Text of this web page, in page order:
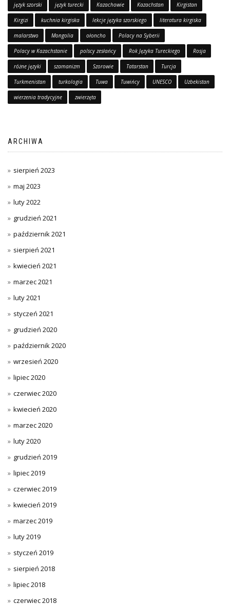
język szorski język turecki Kazachowie Kazachstan Kirgistan
Kirgizi kuchnia kirgiska lekcje języka szorskiego literatura kirgiska
malarstwo Mongolia ołoncho Polacy na Syberii
Polacy w Kazachstanie polscy zesłańcy Rok Języka Tureckiego Rosja
różne języki szamanizm Szorowie Tatarstan Turcja
Turkmenistan turkologia Tuwa Tuwińcy UNESCO Uzbekistan
wierzenia tradycyjne zwierzęta
ARCHIWA
sierpień 2023
maj 2023
luty 2022
grudzień 2021
październik 2021
sierpień 2021
kwiecień 2021
marzec 2021
luty 2021
styczeń 2021
grudzień 2020
październik 2020
wrzesień 2020
lipiec 2020
czerwiec 2020
kwiecień 2020
marzec 2020
luty 2020
grudzień 2019
lipiec 2019
czerwiec 2019
kwiecień 2019
marzec 2019
luty 2019
styczeń 2019
sierpień 2018
lipiec 2018
czerwiec 2018